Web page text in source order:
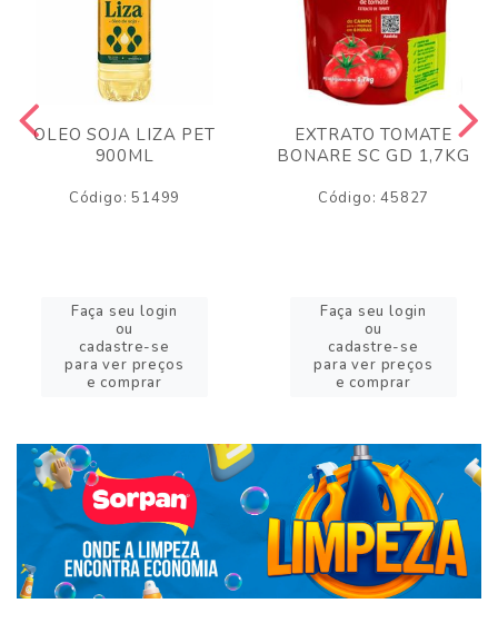
OLEO SOJA LIZA PET
900ML
Código: 51499
Faça seu login
ou
cadastre-se
para ver preços
e comprar
EXTRATO TOMATE
BONARE SC GD 1,7KG
Código: 45827
Faça seu login
ou
cadastre-se
para ver preços
e comprar